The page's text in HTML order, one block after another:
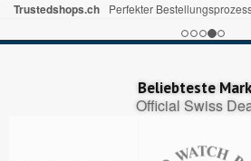
Trustedshops.ch Perfekter
Beliebteste
Official Swiss